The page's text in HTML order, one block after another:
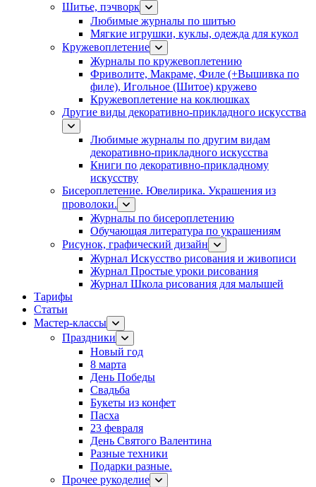
Шитье, пэчворк
Любимые журналы по шитью
Мягкие игрушки, куклы, одежда для кукол
Кружевоплетение
Журналы по кружевоплетению
Фриволите, Макраме, Филе (+Вышивка по
филе), Игольное (Шитое) кружево
Кружевоплетение на коклюшках
Другие виды декоративно-прикладного искусства
Любимые журналы по другим видам
декоративно-прикладного искусства
Книги по декоративно-прикладному
искусству
Бисероплетение. Ювелирика. Украшения из
проволоки.
Журналы по бисероплетению
Обучающая литература по украшениям
Рисунок, графический дизайн
Журнал Искусство рисования и живописи
Журнал Простые уроки рисования
Журнал Школа рисования для малышей
Тарифы
Статьи
Мастер-классы
Праздники
Новый год
8 марта
День Победы
Свадьба
Букеты из конфет
Пасха
23 февраля
День Святого Валентина
Разные техники
Подарки разные.
Прочее рукоделие